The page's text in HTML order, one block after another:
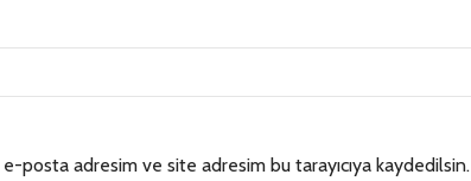
e-posta adresim ve site adresim bu tarayıcıya kaydedilsin.